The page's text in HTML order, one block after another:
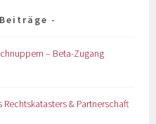
– Beta-Zugang
& Partnerschaft